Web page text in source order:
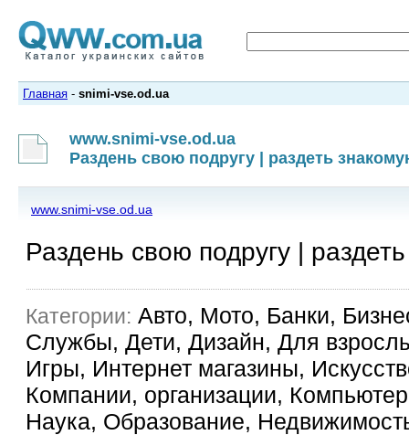
Главная - snimi-vse.od.ua
www.snimi-vse.od.ua
Раздень свою подругу | раздеть
www.snimi-vse.od.ua
Раздень свою подругу |
Категории: Авто, Мото, Банки,
Службы, Дети, Дизайн, Для
Игры, Интернет магазины,
Компании, организации,
Наука, Образование,